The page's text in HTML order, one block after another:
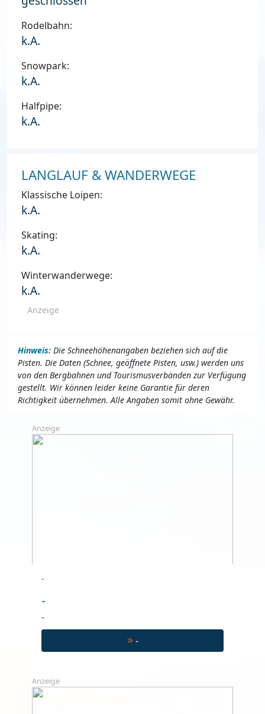
Rodelbahn:
k.A.
Snowpark:
k.A.
Halfpipe:
k.A.
LANGLAUF & WANDERWEGE
Klassische Loipen:
k.A.
Skating:
k.A.
Winterwanderwege:
k.A.
Anzeige
Hinweis: Die Schneehöhenangaben beziehen sich auf die
Pisten. Die Daten (Schnee, geöffnete Pisten, usw.) werden uns
von den Bergbahnen und Tourismusverbänden zur Verfügung
gestellt. Wir können leider keine Garantie für deren
Richtigkeit übernehmen. Alle Angaben somit ohne Gewähr.
Anzeige
-
-
-
-
Anzeige